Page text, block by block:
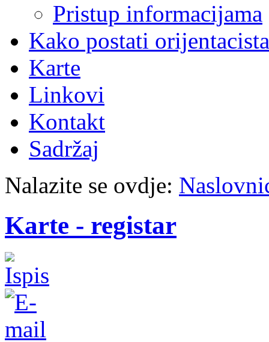
Pristup informacijama
Kako postati
Karte
Linkovi
Kontakt
Sadržaj
Nalazite se ovdje:
Karte - registar